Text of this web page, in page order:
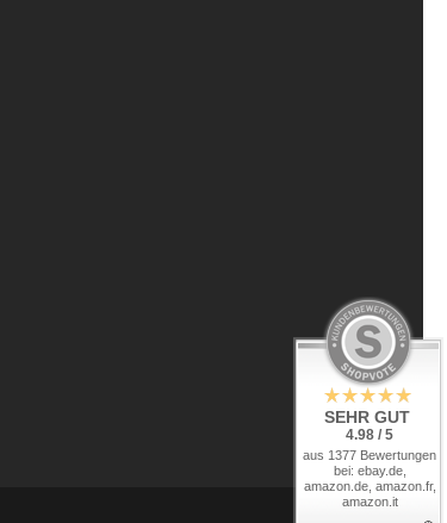
SEHR GUT
4.98 / 5
aus 1377 Bewertungen
bei: ebay.de,
amazon.de, amazon.fr,
amazon.it